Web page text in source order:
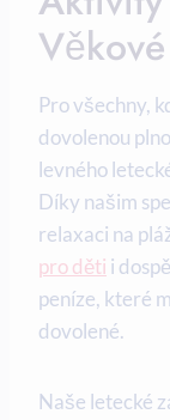
Pro všechny,
dovolenou
levného
Díky našim
relaxaci na
pro děti i
peníze, které⁢
‌dovolené.
Naše letecké